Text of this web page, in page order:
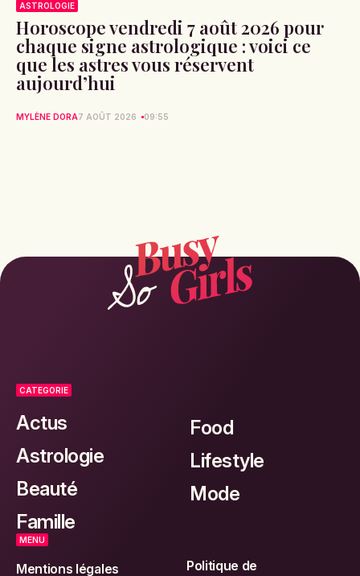
ASTROLOGIE
Horoscope vendredi 7 août 2026 pour
chaque signe astrologique : voici ce
que les astres vous réservent
aujourd’hui
MYLÈNE DORA7 AOÛT 2026 09:55
CATEGORIE
Actus
Astrologie
Beauté
Famille
Food
Lifestyle
Mode
MENU
Mentions légales
Politique de